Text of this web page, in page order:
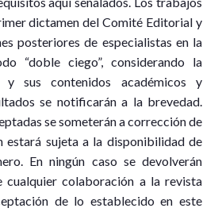
dictamen del Comité Editorial y
posteriores de especialistas en la
“doble ciego”, considerando la
y sus contenidos académicos y
se notificarán a la brevedad.
se someterán a corrección de
estará sujeta a la disponibilidad de
En ningún caso se devolverán
cualquier colaboración a la revista
de lo establecido en este